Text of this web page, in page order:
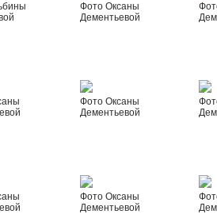
Фото Оксаны
Дементьевой
Фото Оксаны
Дементьевой
Фото Оксаны
Дементьевой